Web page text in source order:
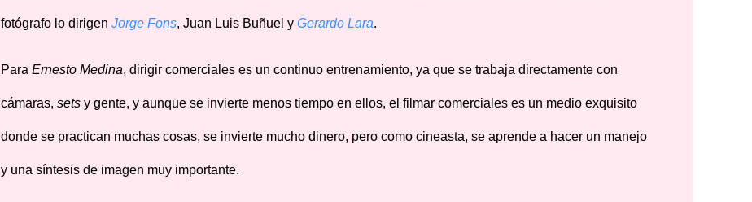
fotógrafo lo dirigen Jorge Fons, Juan Luis Buñuel y Gerardo Lara.
Para Ernesto Medina, dirigir comerciales es un continuo entrenamiento, ya que se trabaja directamente con
cámaras, sets y gente, y aunque se invierte menos tiempo en ellos, el filmar comerciales es un medio exquisito
donde se practican muchas cosas, se invierte mucho dinero, pero como cineasta, se aprende a hacer un manejo
y una síntesis de imagen muy importante.